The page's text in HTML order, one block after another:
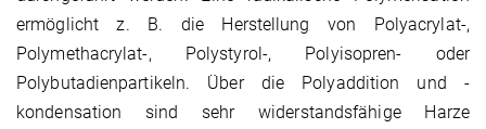
ermöglicht z. B. die Herstellung von Polyacrylat-,
Polymethacrylat-, Polystyrol-, Polyisopren- oder
Polybutadienpartikeln. Über die Polyaddition und -
kondensation sind sehr widerstandsfähige Harze